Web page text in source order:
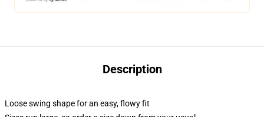
Description
Loose swing shape for an easy, flowy fit